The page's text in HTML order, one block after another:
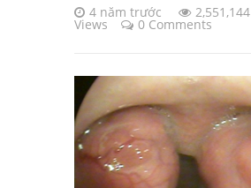
4 năm trước 2,551,144
Views 0 Comments